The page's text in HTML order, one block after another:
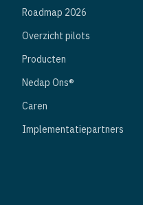
Roadmap 2026
Overzicht pilots
Producten
Nedap Ons®
Caren
Implementatiepartners